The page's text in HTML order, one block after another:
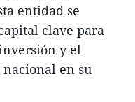
entidad se
clave para
y el
en su